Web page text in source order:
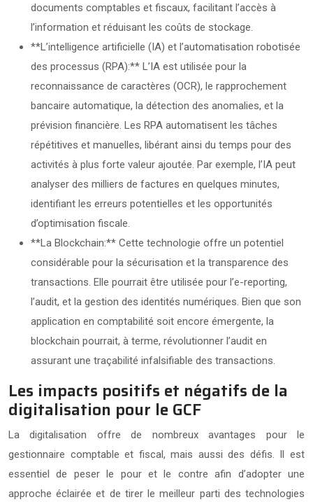
documents comptables et fiscaux, facilitant l’accès à
l’information et réduisant les coûts de stockage.
**L’intelligence artificielle (IA) et l’automatisation robotisée
des processus (RPA):** L’IA est utilisée pour la
reconnaissance de caractères (OCR), le rapprochement
bancaire automatique, la détection des anomalies, et la
prévision financière. Les RPA automatisent les tâches
répétitives et manuelles, libérant ainsi du temps pour des
activités à plus forte valeur ajoutée. Par exemple, l’IA peut
analyser des milliers de factures en quelques minutes,
identifiant les erreurs potentielles et les opportunités
d’optimisation fiscale.
**La Blockchain:** Cette technologie offre un potentiel
considérable pour la sécurisation et la transparence des
transactions. Elle pourrait être utilisée pour l’e-reporting,
l’audit, et la gestion des identités numériques. Bien que son
application en comptabilité soit encore émergente, la
blockchain pourrait, à terme, révolutionner l’audit en
assurant une traçabilité infalsifiable des transactions.
Les impacts positifs et négatifs de la
digitalisation pour le GCF
La digitalisation offre de nombreux avantages pour le
gestionnaire comptable et fiscal, mais aussi des défis. Il est
essentiel de peser le pour et le contre afin d’adopter une
approche éclairée et de tirer le meilleur parti des technologies